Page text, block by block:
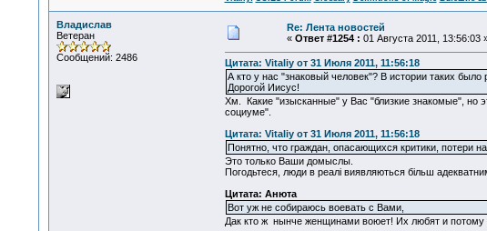
Владислав
Ветеран
Сообщений: 2486
Re: Лента новостей
« Ответ #1254 : 01 Августа 2011, 13:56:03
Цитата: Vitaliy от 31 Июля 2011, 11:56:18
А кто у нас "знаковый человек"? В истории таких
Дорогой Иисус!
Хм. Какие "изысканные" у Вас "близкие знакомые", но
социуме".
Цитата: Vitaliy от 31 Июля 2011, 11:56:18
Понятно, что граждан, опасающихся критики, потери
Это только Ваши домыслы.
Погодьтеся, люди в реалі виявляються більш
Цитата: Анюта
Вот уж не собираюсь воевать с Вами,
Дак кто ж нынче женщинами воюет! Их любят и потому